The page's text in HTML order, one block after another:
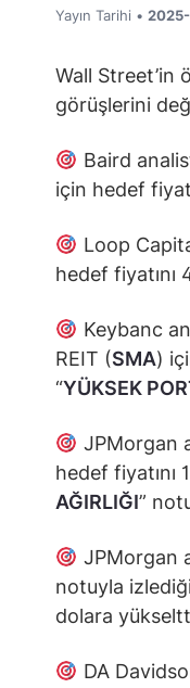
Yayın Tarihi •
Wall Street’in
görüşlerini
Baird
için hedef
Loop
hedef fiyatını
Keybanc
REIT (SMA)
“YÜKSEK
JPMorgan
hedef fiyatını
AĞIRLIĞI”
JPMorgan
notuyla
dolara
DA